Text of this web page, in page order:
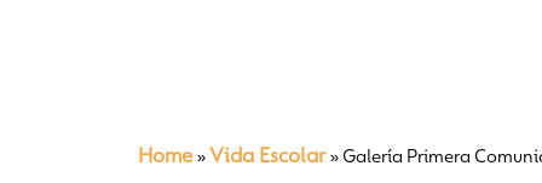
Home » Vida Escolar» Galería Primera